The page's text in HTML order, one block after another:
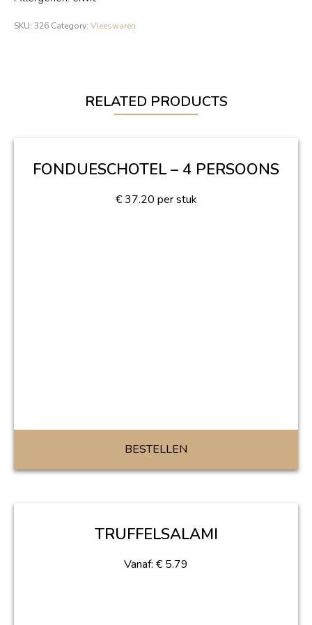
SKU: 326 Category: Vleeswaren
RELATED PRODUCTS
FONDUESCHOTEL – 4 PERSOONS
€ 37.20 per stuk
BESTELLEN
TRUFFELSALAMI
Vanaf: € 5.79